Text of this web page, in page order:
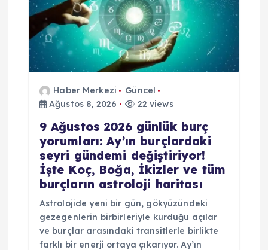
Haber Merkezi
Güncel
Ağustos 8, 2026
22 views
9 Ağustos 2026 günlük burç
yorumları: Ay’ın burçlardaki
seyri gündemi değiştiriyor!
İşte Koç, Boğa, İkizler ve tüm
burçların astroloji haritası
Astrolojide yeni bir gün, gökyüzündeki
gezegenlerin birbirleriyle kurduğu açılar
ve burçlar arasındaki transitlerle birlikte
farklı bir enerji ortaya çıkarıyor. Ay’ın